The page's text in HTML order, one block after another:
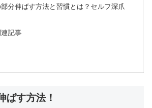
分伸ばす方法と習慣とは？セルフ深爪
記事
ばす方法！